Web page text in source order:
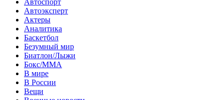
Автоэксперт
Актеры
Аналитика
Баскетбол
Безумный мир
Биатлон/Лыжи
Бокс/MMA
В мире
В России
Вещи